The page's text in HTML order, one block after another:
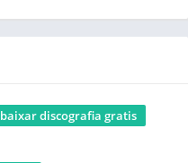
baixar discografia gratis